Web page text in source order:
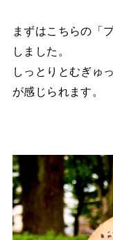
まずはこちらの「
しました。
しっとりとむぎゅ
が感じられます。